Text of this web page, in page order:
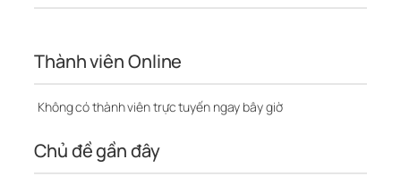
Thành viên Online
Không có thành viên trực tuyến ngay bây giờ
Chủ đề gần đây